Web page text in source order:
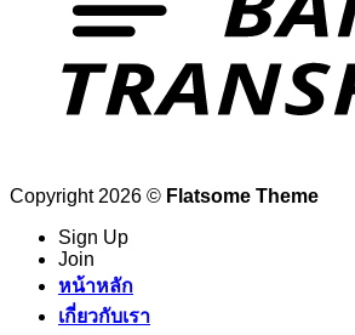
Copyright 2026 © Flatsome Theme
Sign Up
Join
หน้าหลัก
เกี่ยวกับเรา